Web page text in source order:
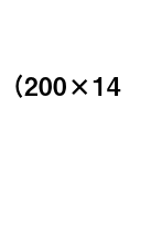
200×14